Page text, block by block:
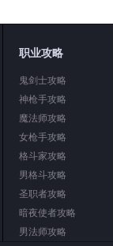
职业攻略
鬼剑士攻略
神枪手攻略
魔法师攻略
女枪手攻略
格斗家攻略
男格斗攻略
圣职者攻略
暗夜使者攻略
男法师攻略